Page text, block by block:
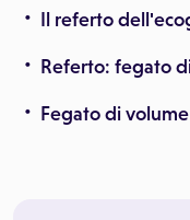
Il referto
Referto: fegato
Fegato di